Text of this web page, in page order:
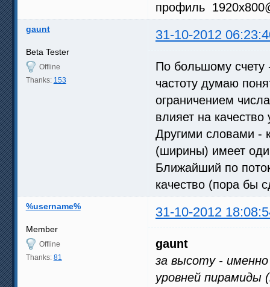
[HandCrop=CustomCrop]
[Borderlight=CustomLight]
[ExDemo=0]
[ExTearingTest=0]
профиль
gaunt 31-10-2012
Beta Tester
Offline
Thanks: 153
По большому счету
частоту думаю
ограничением
влияет на
Другими словами -
(ширины) имеет
Ближайший по
качество (пора бы
%username% 31-10-2012
Member
Offline
Thanks: 81
gaunt
за высоту -
уровней пирамиды